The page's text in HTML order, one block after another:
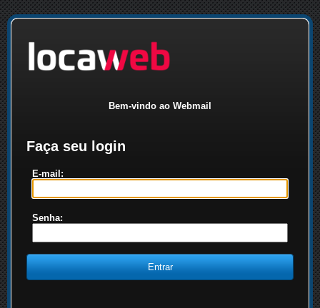
Bem-vindo ao Webmail
Faça seu login
E-mail:
Senha: